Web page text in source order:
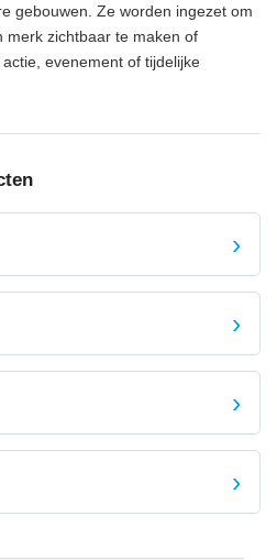
gebouwen. Ze worden ingezet om
merk zichtbaar te maken of
evenement of tijdelijke
›
›
›
›